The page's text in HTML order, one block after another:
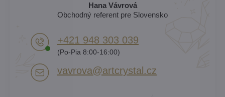
Hana Vávrová
Obchodný referent pre Slovensko
+421 948 303 039
(Po-Pia 8:00-16:00)
vavrova​@artcrystal​.cz